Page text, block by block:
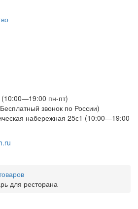
(10:00—19:00 пн-пт)
звонок по России)
набережная 25с1 (10:00—19:00
для ресторана